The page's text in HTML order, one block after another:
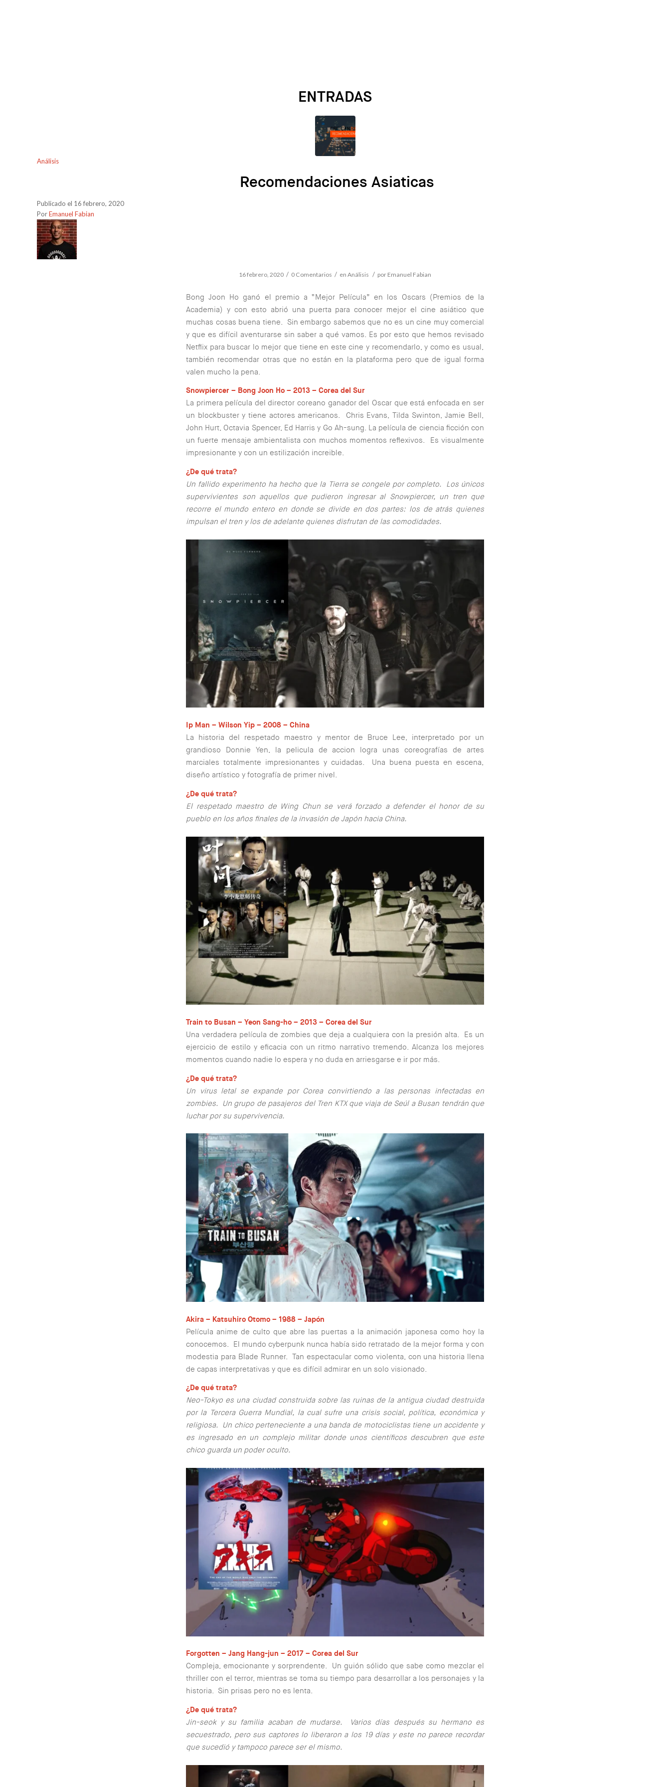
ENTRADAS
Análisis
Recomendaciones Asiaticas
Publicado el 16 febrero, 2020
PorEmanuel Fabian
16 febrero, 2020 / 0 Comentarios / en Análisis / por Emanuel Fabian
Bong Joon Ho ganó el premio a “Mejor Película” en los Oscars (Premios de la
Academia) y con esto abrió una puerta para conocer mejor el cine asiático que
muchas cosas buena tiene. Sin embargo sabemos que no es un cine muy comercial
y que es difícil aventurarse sin saber a qué vamos. Es por esto que hemos revisado
Netflix para buscar lo mejor que tiene en este cine y recomendarlo, y como es usual,
también recomendar otras que no están en la plataforma pero que de igual forma
valen mucho la pena.
Snowpiercer – Bong Joon Ho – 2013 – Corea del Sur
La primera película del director coreano ganador del Oscar que está enfocada en ser
un blockbuster y tiene actores americanos. Chris Evans, Tilda Swinton, Jamie Bell,
John Hurt, Octavia Spencer, Ed Harris y Go Ah-sung. La película de ciencia ficción con
un fuerte mensaje ambientalista con muchos momentos reflexivos. Es visualmente
impresionante y con un estilización increible.
¿De qué trata?
Un fallido experimento ha hecho que la Tierra se congele por completo. Los únicos
supervivientes son aquellos que pudieron ingresar al Snowpiercer, un tren que
recorre el mundo entero en donde se divide en dos partes: los de atrás quienes
impulsan el tren y los de adelante quienes disfrutan de las comodidades.
Ip Man – Wilson Yip – 2008 – China
La historia del respetado maestro y mentor de Bruce Lee, interpretado por un
grandioso Donnie Yen, la pelicula de accion logra unas coreografías de artes
marciales totalmente impresionantes y cuidadas. Una buena puesta en escena,
diseño artístico y fotografía de primer nivel.
¿De qué trata?
El respetado maestro de Wing Chun se verá forzado a defender el honor de su
pueblo en los años finales de la invasión de Japón hacia China.
Train to Busan – Yeon Sang-ho – 2013 – Corea del Sur
Una verdadera película de zombies que deja a cualquiera con la presión alta. Es un
ejercicio de estilo y eficacia con un ritmo narrativo tremendo. Alcanza los mejores
momentos cuando nadie lo espera y no duda en arriesgarse e ir por más.
¿De qué trata?
Un virus letal se expande por Corea convirtiendo a las personas infectadas en
zombies. Un grupo de pasajeros del Tren KTX que viaja de Seúl a Busan tendrán que
luchar por su supervivencia.
Akira – Katsuhiro Otomo – 1988 – Japón
Película anime de culto que abre las puertas a la animación japonesa como hoy la
conocemos. El mundo cyberpunk nunca había sido retratado de la mejor forma y con
modestia para Blade Runner. Tan espectacular como violenta, con una historia llena
de capas interpretativas y que es difícil admirar en un solo visionado.
¿De qué trata?
Neo-Tokyo es una ciudad construida sobre las ruinas de la antigua ciudad destruida
por la Tercera Guerra Mundial, la cual sufre una crisis social, política, económica y
religiosa. Un chico perteneciente a una banda de motociclistas tiene un accidente y
es ingresado en un complejo militar donde unos científicos descubren que este
chico guarda un poder oculto.
Forgotten – Jang Hang-jun – 2017 – Corea del Sur
Compleja, emocionante y sorprendente. Un guión sólido que sabe como mezclar el
thriller con el terror, mientras se toma su tiempo para desarrollar a los personajes y la
historia. Sin prisas pero no es lenta.
¿De qué trata?
Jin-seok y su familia acaban de mudarse. Varios días después su hermano es
secuestrado, pero sus captores lo liberaron a los 19 días y este no parece recordar
que sucedió y tampoco parece ser el mismo.